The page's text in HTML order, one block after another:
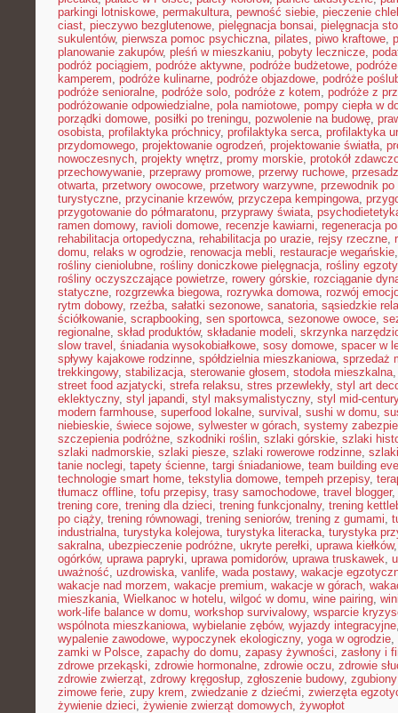
parkingi lotniskowe, permakultura, pewność siebie, pieczenie
ciast, pieczywo bezglutenowe, pielęgnacja bonsai, pielęgnacja
sukulentów, pierwsza pomoc psychiczna, pilates, piwo kraftowe,
planowanie zakupów, pleśń w mieszkaniu, pobyty lecznicze,
podróż pociągiem, podróże aktywne, podróże budżetowe,
kamperem, podróże kulinarne, podróże objazdowe, podróże
podróże senioralne, podróże solo, podróże z kotem, podróże z
podróżowanie odpowiedzialne, pola namiotowe, pompy ciepła w
porządki domowe, posiłki po treningu, pozwolenie na budowę,
osobista, profilaktyka próchnicy, profilaktyka serca, profilaktyka
przydomowego, projektowanie ogrodzeń, projektowanie światła,
nowoczesnych, projekty wnętrz, promy morskie, protokół
przechowywanie, przeprawy promowe, przerwy ruchowe,
otwarta, przetwory owocowe, przetwory warzywne, przewodnik
turystyczne, przycinanie krzewów, przyczepa kempingowa,
przygotowanie do półmaratonu, przyprawy świata,
ramen domowy, ravioli domowe, recenzje kawiarni, regeneracja
rehabilitacja ortopedyczna, rehabilitacja po urazie, rejsy rzeczne,
domu, relaks w ogrodzie, renowacja mebli, restauracje wegańskie
rośliny cieniolubne, rośliny doniczkowe pielęgnacja, rośliny
rośliny oczyszczające powietrze, rowery górskie, rozciąganie
statyczne, rozgrzewka biegowa, rozrywka domowa, rozwój
rytm dobowy, rzeźba, sałatki sezonowe, sanatoria, sąsiedzkie
ściółkowanie, scrapbooking, sen sportowca, sezonowe owoce,
regionalne, skład produktów, składanie modeli, skrzynka
slow travel , śniadania wysokobiałkowe, sosy domowe, spacer w
spływy kajakowe rodzinne, spółdzielnia mieszkaniowa, sprzedaż
trekkingowy, stabilizacja, sterowanie głosem, stodoła mieszkalna
street food azjatycki, strefa relaksu, stres przewlekły, styl art
eklektyczny, styl japandi, styl maksymalistyczny, styl mid-century
modern farmhouse, superfood lokalne, survival , sushi w domu,
niebieskie, świece sojowe, sylwester w górach, systemy
szczepienia podróżne, szkodniki roślin, szlaki górskie, szlaki
szlaki nadmorskie, szlaki piesze, szlaki rowerowe rodzinne,
tanie noclegi, tapety ścienne, targi śniadaniowe, team building
technologie smart home, tekstylia domowe, tempeh przepisy,
tłumacz offline, tofu przepisy, trasy samochodowe, travel blogger,
trening core, trening dla dzieci, trening funkcjonalny, trening
po ciąży, trening równowagi, trening seniorów, trening z gumami,
industrialna, turystyka kolejowa, turystyka literacka, turystyka
sakralna, ubezpieczenie podróżne, ukryte perełki, uprawa kiełków
ogórków, uprawa papryki, uprawa pomidorów, uprawa truskawek,
uważność, uzdrowiska, vanlife, wada postawy, wakacje
wakacje nad morzem, wakacje premium, wakacje w górach,
mieszkania, Wielkanoc w hotelu, wilgoć w domu, wine pairing,
work-life balance w domu, workshop survivalowy, wsparcie
wspólnota mieszkaniowa, wybielanie zębów, wyjazdy integracyjne
wypalenie zawodowe, wypoczynek ekologiczny, yoga w ogrodzie,
zamki w Polsce, zapachy do domu, zapasy żywności, zasłony i
zdrowe przekąski, zdrowie hormonalne, zdrowie oczu, zdrowie
zdrowie zwierząt, zdrowy kręgosłup, zgłoszenie budowy,
zimowe ferie, zupy krem, zwiedzanie z dziećmi, zwierzęta
żywienie dzieci, żywienie zwierząt domowych, żywopłot